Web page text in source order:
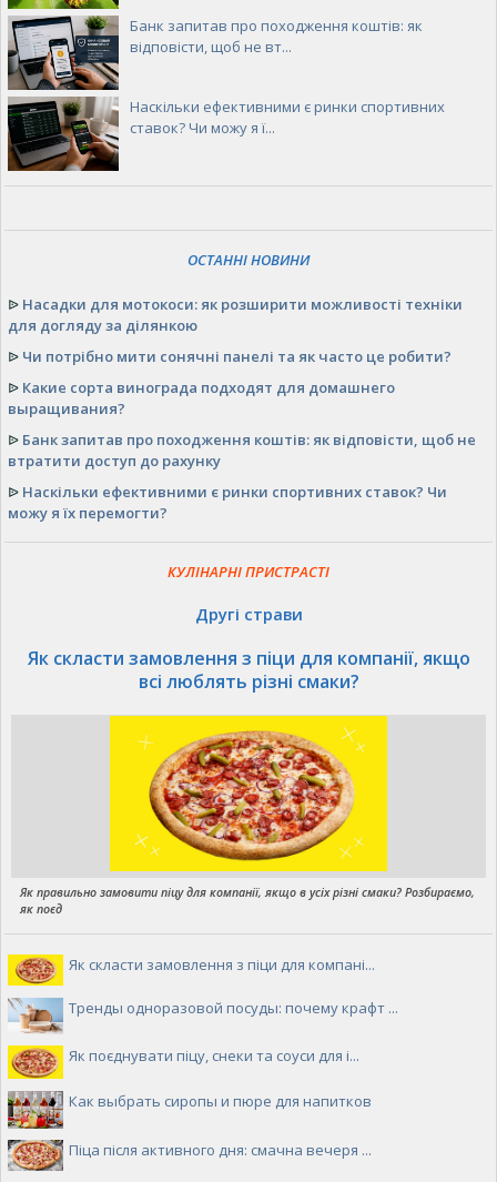
Банк запитав про походження коштів: як
відповісти, щоб не вт...
Наскільки ефективними є ринки спортивних
ставок? Чи можу я ї...
ОСТАННІ НОВИНИ
ᐉ Насадки для мотокоси: як розширити можливості техніки
для догляду за ділянкою
ᐉ Чи потрібно мити сонячні панелі та як часто це робити?
ᐉ Какие сорта винограда подходят для домашнего
выращивания?
ᐉ Банк запитав про походження коштів: як відповісти, щоб не
втратити доступ до рахунку
ᐉ Наскільки ефективними є ринки спортивних ставок? Чи
можу я їх перемогти?
КУЛІНАРНІ ПРИСТРАСТІ
Другі страви
Як скласти замовлення з піци для компанії, якщо
всі люблять різні смаки?
Як правильно замовити піцу для компанії, якщо в усіх різні смаки? Розбираємо,
як поєд
Як скласти замовлення з піци для компані...
Тренды одноразовой посуды: почему крафт ...
Як поєднувати піцу, снеки та соуси для і...
Как выбрать сиропы и пюре для напитков
Піца після активного дня: смачна вечеря ...